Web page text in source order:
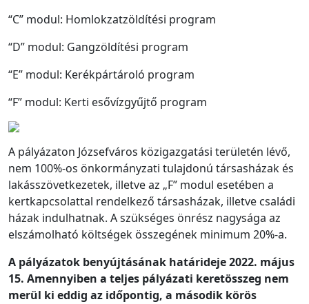
“C” modul: Homlokzatzöldítési program
“D” modul: Gangzöldítési program
“E” modul: Kerékpártároló program
“F” modul: Kerti esővízgyűjtő program
A pályázaton Józsefváros közigazgatási területén lévő,
nem 100%-os önkormányzati tulajdonú társasházak és
lakásszövetkezetek, illetve az „F” modul esetében a
kertkapcsolattal rendelkező társasházak, illetve családi
házak indulhatnak. A szükséges önrész nagysága az
elszámolható költségek összegének minimum 20%-a.
A pályázatok benyújtásának határideje 2022. május
15. Amennyiben a teljes pályázati keretösszeg nem
merül ki eddig az időpontig, a második körös